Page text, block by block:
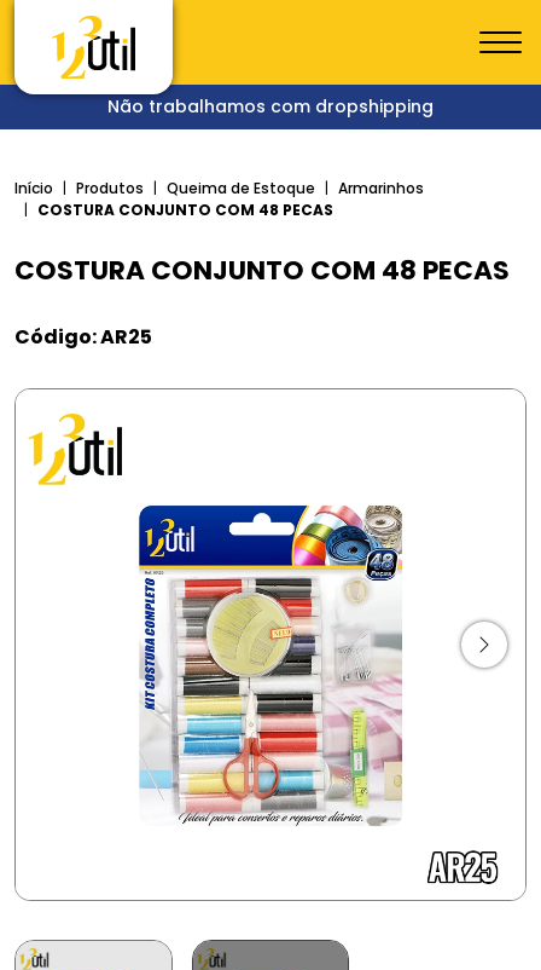
Não trabalhamos com dropshipping
Início Produtos Queima de Estoque
Armarinhos
COSTURA CONJUNTO COM 48 PECAS
COSTURA CONJUNTO COM 48 PECAS
Código: AR25